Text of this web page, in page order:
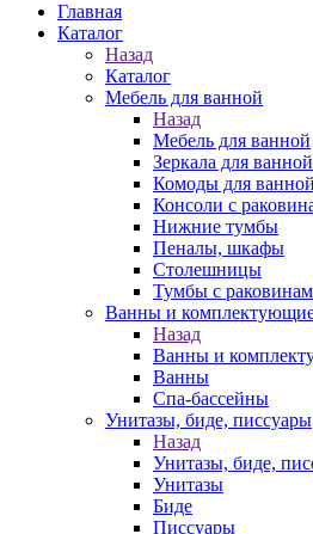
Главная
Каталог
Назад
Каталог
Мебель для ванной
Назад
Мебель для ванной
Зеркала для
Комоды для
Консоли с
Нижние тумбы
Пеналы, шкафы
Столешницы
Тумбы с
Ванны и
Назад
Ванны и
Ванны
Спа-бассейны
Унитазы, биде, писсуары
Назад
Унитазы, биде,
Унитазы
Биде
Писсуары